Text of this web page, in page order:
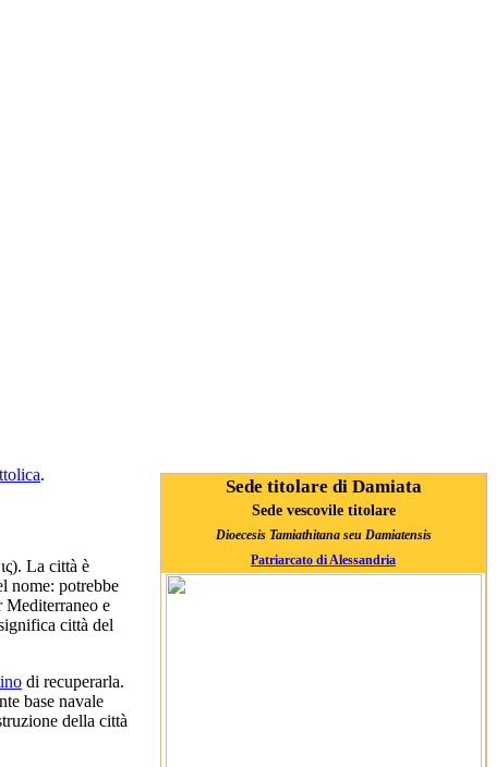
Sede titolare di Damiata
Sede vescovile titolare
Dioecesis Tamiathitana seu Damiatensis
Patriarcato di Alessandria
.
La città è
nome: potrebbe
Mediterraneo e
città del
di recuperarla.
base navale
della città